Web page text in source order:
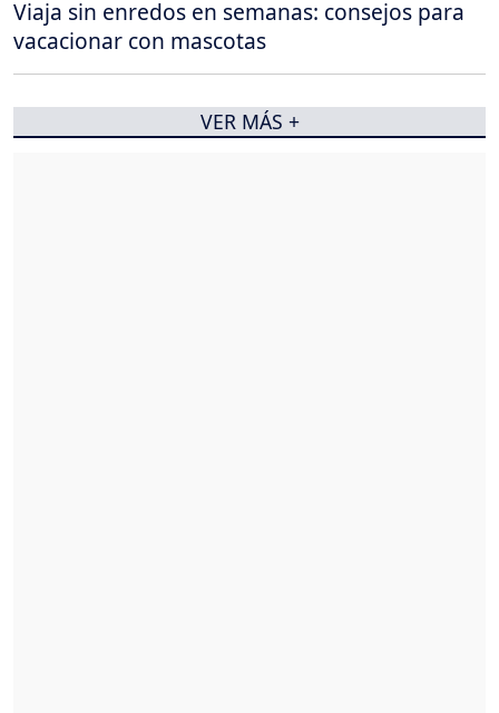
Viaja sin enredos en semanas: consejos para
vacacionar con mascotas
VER MÁS +